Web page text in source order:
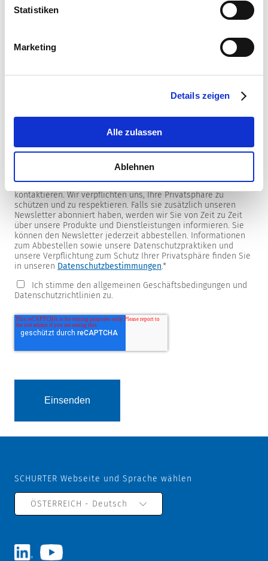
Datenschutzerklärung
Statistiken
Marketing
Details zeigen
Alle zulassen
Ablehnen
Wir versorgen unsere Kunden mit produkt- und
Wenn Sie einen dieser Newsletter erhalten möchten, wählen
Sie ihn bitte aus der untenstehenden Liste aus.
Ich möchte den SCHURTER Newsletter erhalten.
Verfügung stellen, um Sie bezüglich Ihrer Kontaktanfrage zu
kontaktieren. Wir verpflichten uns, Ihre Privatsphäre zu
schützen und zu respektieren. Falls sie zusätzlich unseren
Newsletter abonniert haben, werden wir Sie von Zeit zu Zeit
über unsere Produkte und Dienstleistungen informieren. Sie
können den Newsletter jederzeit abbestellen. Informationen
zum Abbestellen sowie unsere Datenschutzpraktiken und
unsere Verpflichtung zum Schutz Ihrer Privatsphäre finden Sie
in unseren Datenschutzbestimmungen.*
Ich stimme den allgemeinen Geschäftsbedingungen und
Datenschutzrichtlinien zu.
SCHURTER Webseite und Sprache wählen
ÖSTERREICH - Deutsch